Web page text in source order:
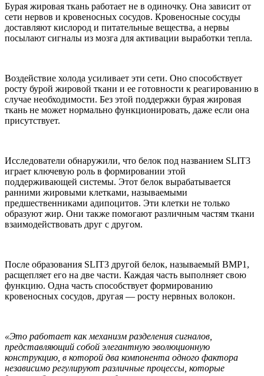
Бурая жировая ткань работает не в одиночку. Она зависит от
сети нервов и кровеносных сосудов. Кровеносные сосуды
доставляют кислород и питательные вещества, а нервы
посылают сигналы из мозга для активации выработки тепла.
Воздействие холода усиливает эти сети. Оно способствует
росту бурой жировой ткани и ее готовности к реагированию в
случае необходимости. Без этой поддержки бурая жировая
ткань не может нормально функционировать, даже если она
присутствует.
Исследователи обнаружили, что белок под названием SLIT3
играет ключевую роль в формировании этой
поддерживающей системы. Этот белок вырабатывается
ранними жировыми клетками, называемыми
предшественниками адипоцитов. Эти клетки не только
образуют жир. Они также помогают различным частям ткани
взаимодействовать друг с другом.
После образования SLIT3 другой белок, называемый BMP1,
расщепляет его на две части. Каждая часть выполняет свою
функцию. Одна часть способствует формированию
кровеносных сосудов, другая — росту нервных волокон.
«Это работает как механизм разделения сигналов,
представляющий собой элегантную эволюционную
конструкцию, в которой два компонента одного фактора
независимо регулируют различные процессы, которые